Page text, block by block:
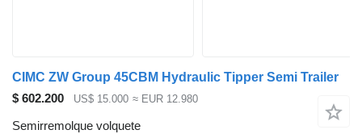
CIMC ZW Group 45CBM Hydraulic Tipper Semi Trailer
$ 602.200
US$ 15.000 ≈ EUR 12.980
Semirremolque volquete